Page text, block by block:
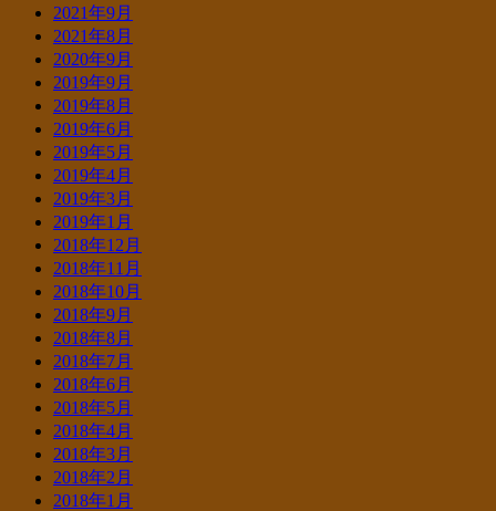
2021年9月
2021年8月
2020年9月
2019年9月
2019年8月
2019年6月
2019年5月
2019年4月
2019年3月
2019年1月
2018年12月
2018年11月
2018年10月
2018年9月
2018年8月
2018年7月
2018年6月
2018年5月
2018年4月
2018年3月
2018年2月
2018年1月